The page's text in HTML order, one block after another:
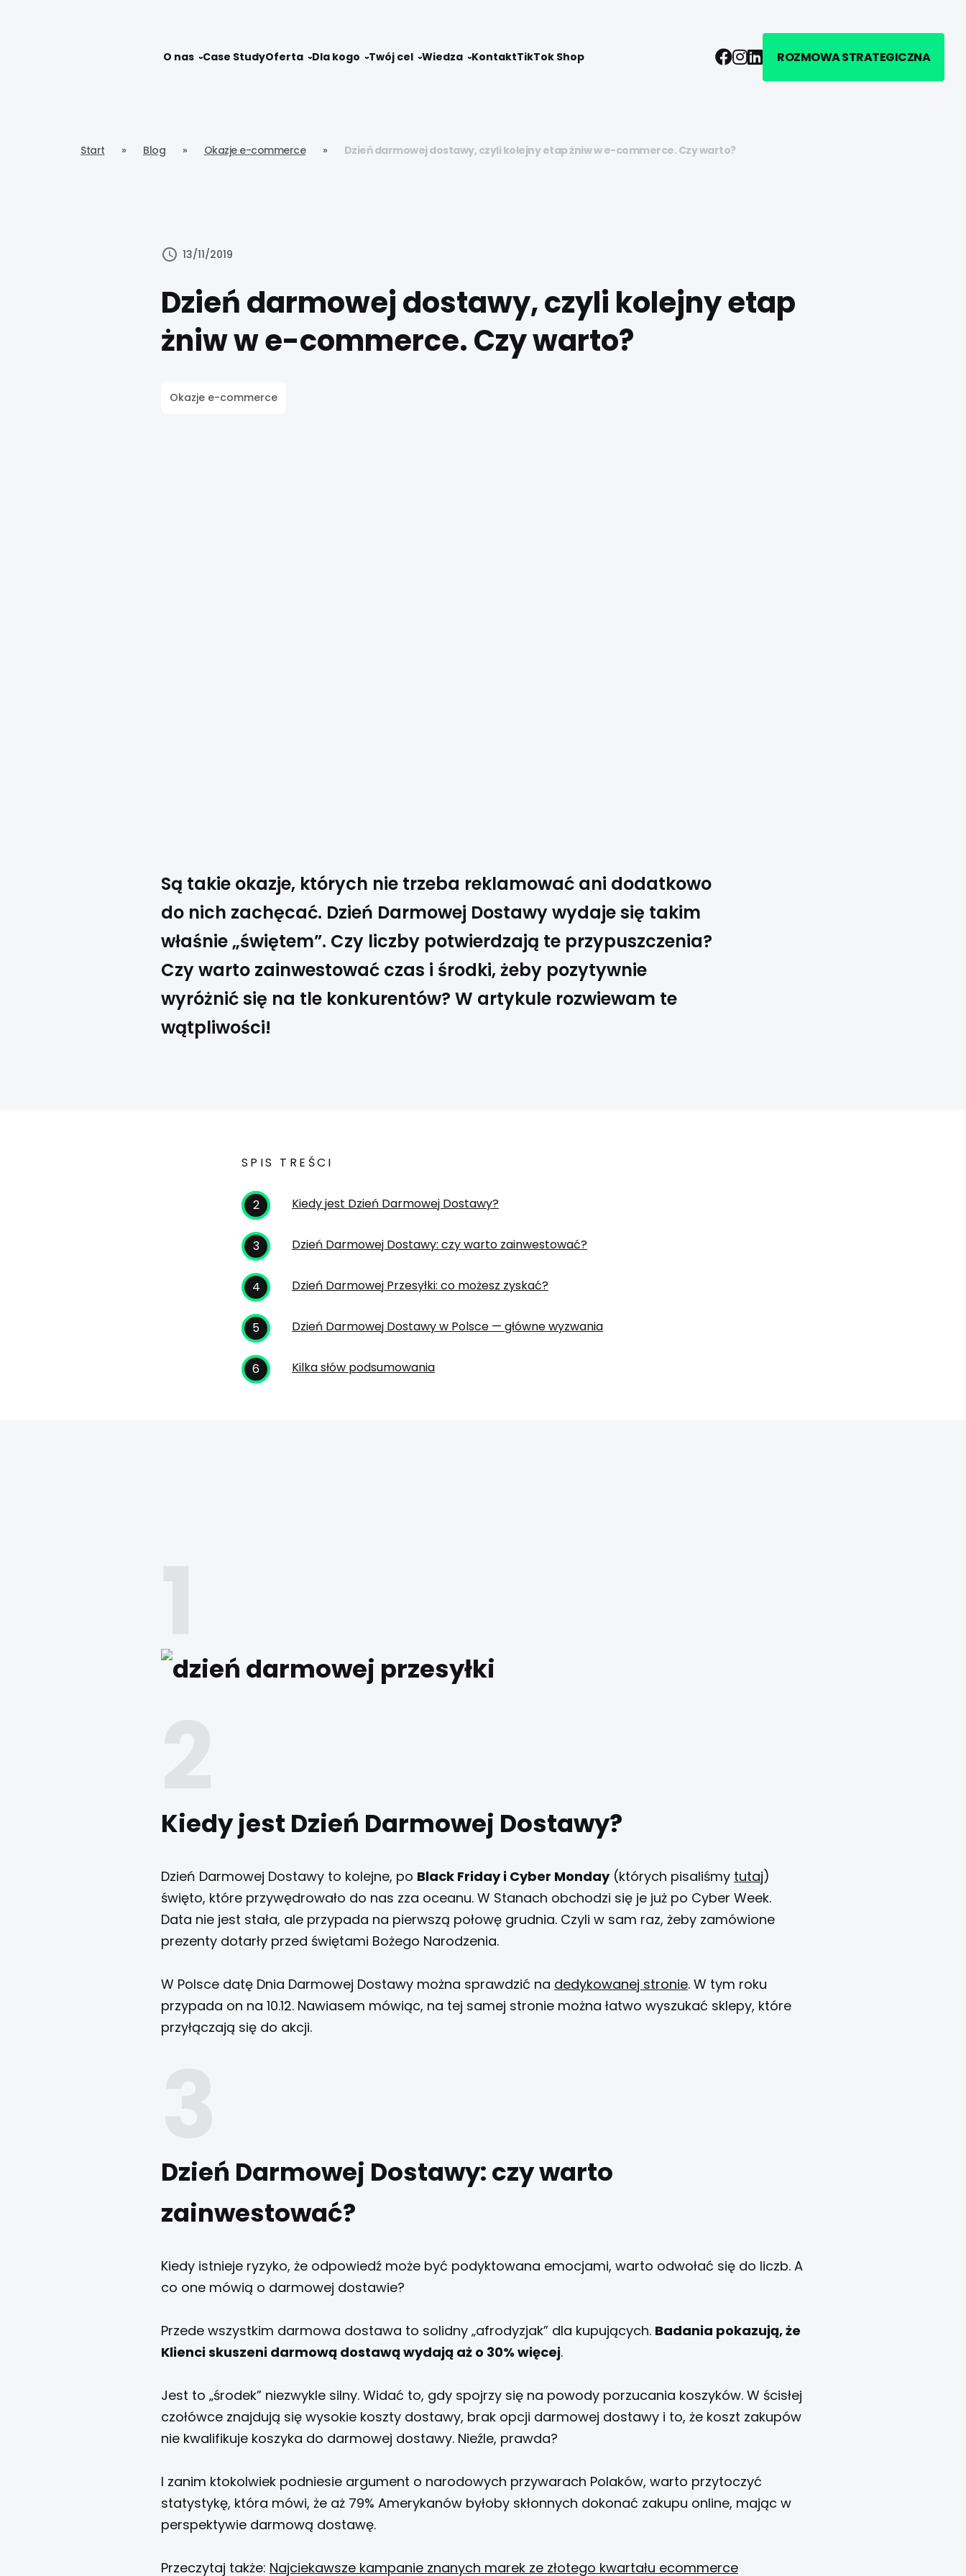
O nas Case StudyOferta Dla kogo Twój cel Wiedza KontaktTikTok Shop Facebook
Instagram
LinkedIn
ROZMOWA STRATEGICZNA
Start » Blog » Okazje e-commerce » Dzień darmowej dostawy, czyli kolejny etap żniw w e-commerce. Czy warto?
13/11/2019
Dzień darmowej dostawy, czyli kolejny etap
żniw w e-commerce. Czy warto?
Okazje e-commerce
Są takie okazje, których nie trzeba reklamować ani dodatkowo
do nich zachęcać. Dzień Darmowej Dostawy wydaje się takim
właśnie „świętem”. Czy liczby potwierdzają te przypuszczenia?
Czy warto zainwestować czas i środki, żeby pozytywnie
wyróżnić się na tle konkurentów? W artykule rozwiewam te
wątpliwości!
SPIS TREŚCI
Kiedy jest Dzień Darmowej Dostawy?
Dzień Darmowej Dostawy: czy warto zainwestować?
Dzień Darmowej Przesyłki: co możesz zyskać?
Dzień Darmowej Dostawy w Polsce — główne wyzwania
Kilka słów podsumowania
Kiedy jest Dzień Darmowej Dostawy?
Dzień Darmowej Dostawy to kolejne, po Black Friday i Cyber Monday(których pisaliśmy tutaj)
święto, które przywędrowało do nas zza oceanu. W Stanach obchodzi się je już po Cyber Week.
Data nie jest stała, ale przypada na pierwszą połowę grudnia. Czyli w sam raz, żeby zamówione
prezenty dotarły przed świętami Bożego Narodzenia.
W Polsce datę Dnia Darmowej Dostawy można sprawdzić na dedykowanej stronie. W tym roku
przypada on na 10.12. Nawiasem mówiąc, na tej samej stronie można łatwo wyszukać sklepy, które
przyłączają się do akcji.
Dzień Darmowej Dostawy: czy warto
zainwestować?
Kiedy istnieje ryzyko, że odpowiedź może być podyktowana emocjami, warto odwołać się do liczb. A
co one mówią o darmowej dostawie?
Przede wszystkim darmowa dostawa to solidny „afrodyzjak” dla kupujących. Badania pokazują, że
Klienci skuszeni darmową dostawą wydają aż o 30% więcej.
Jest to „środek” niezwykle silny. Widać to, gdy spojrzy się na powody porzucania koszyków. W ścisłej
czołówce znajdują się wysokie koszty dostawy, brak opcji darmowej dostawy i to, że koszt zakupów
nie kwalifikuje koszyka do darmowej dostawy. Nieźle, prawda?
I zanim ktokolwiek podniesie argument o narodowych przywarach Polaków, warto przytoczyć
statystykę, która mówi, że aż 79% Amerykanów byłoby skłonnych dokonać zakupu online, mając w
perspektywie darmową dostawę.
Przeczytaj także: Najciekawsze kampanie znanych marek ze złotego kwartału ecommerce